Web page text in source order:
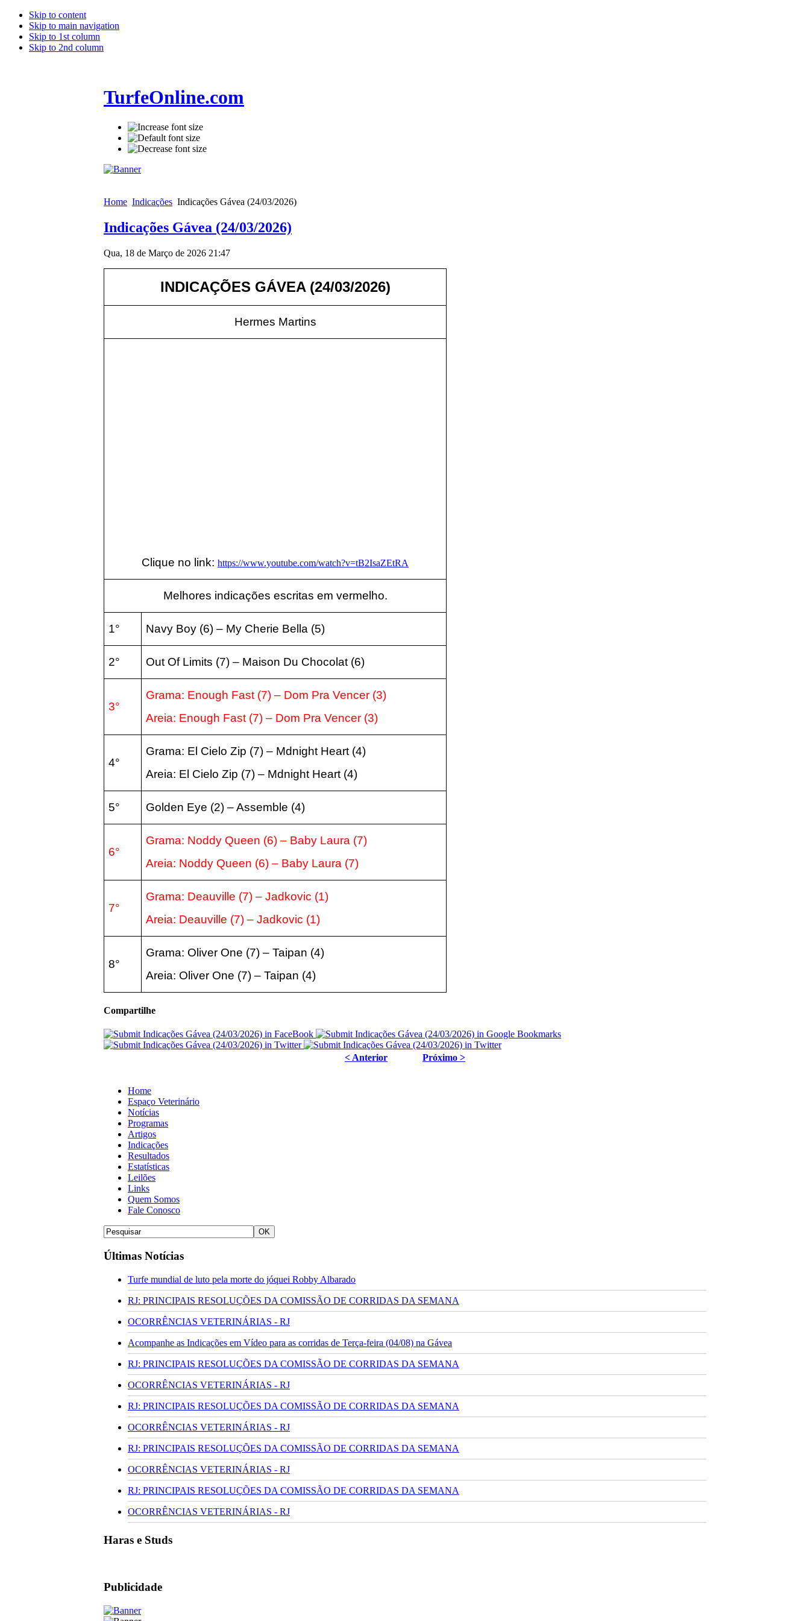
Skip to content
Skip to main navigation
Skip to 1st column
Skip to 2nd column
TurfeOnline.com
Home Indicações Indicações Gávea (24/03/2026)
Indicações Gávea (24/03/2026)
Qua, 18 de Março de 2026 21:47
INDICAÇÕES GÁVEA (24/03/2026)
Hermes Martins
Clique no link: https://www.youtube.com/watch?v=tB2IsaZEtRA
Melhores indicações escritas em vermelho.
1° Navy Boy (6) – My Cherie Bella (5)
2° Out Of Limits (7) – Maison Du Chocolat (6)
3°
Grama: Enough Fast (7) – Dom Pra Vencer (3)
Areia: Enough Fast (7) – Dom Pra Vencer (3)
4°
Grama: El Cielo Zip (7) – Mdnight Heart (4)
Areia: El Cielo Zip (7) – Mdnight Heart (4)
5° Golden Eye (2) – Assemble (4)
6°
Grama: Noddy Queen (6) – Baby Laura (7)
Areia: Noddy Queen (6) – Baby Laura (7)
7°
Grama: Deauville (7) – Jadkovic (1)
Areia: Deauville (7) – Jadkovic (1)
8°
Grama: Oliver One (7) – Taipan (4)
Areia: Oliver One (7) – Taipan (4)
Compartilhe
< Anterior Próximo >
Home
Espaço Veterinário
Notícias
Programas
Artigos
Indicações
Resultados
Estatísticas
Leilões
Links
Quem Somos
Fale Conosco
Últimas Notícias
Turfe mundial de luto pela morte do jóquei Robby Albarado
RJ: PRINCIPAIS RESOLUÇÕES DA COMISSÃO DE CORRIDAS DA SEMANA
OCORRÊNCIAS VETERINÁRIAS - RJ
Acompanhe as Indicações em Vídeo para as corridas de Terça-feira (04/08) na Gávea
RJ: PRINCIPAIS RESOLUÇÕES DA COMISSÃO DE CORRIDAS DA SEMANA
OCORRÊNCIAS VETERINÁRIAS - RJ
RJ: PRINCIPAIS RESOLUÇÕES DA COMISSÃO DE CORRIDAS DA SEMANA
OCORRÊNCIAS VETERINÁRIAS - RJ
RJ: PRINCIPAIS RESOLUÇÕES DA COMISSÃO DE CORRIDAS DA SEMANA
OCORRÊNCIAS VETERINÁRIAS - RJ
RJ: PRINCIPAIS RESOLUÇÕES DA COMISSÃO DE CORRIDAS DA SEMANA
OCORRÊNCIAS VETERINÁRIAS - RJ
Haras e Studs
Publicidade